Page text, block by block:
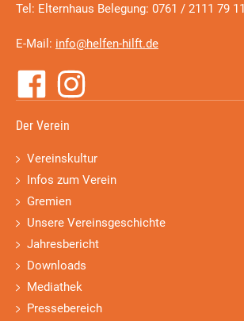
Tel: Elternhaus Belegung: 0761 / 2111 79 11
E-Mail: info@helfen-hilft.de
Der Verein
Vereinskultur
Infos zum Verein
Gremien
Unsere Vereinsgeschichte
Jahresbericht
Downloads
Mediathek
Pressebereich